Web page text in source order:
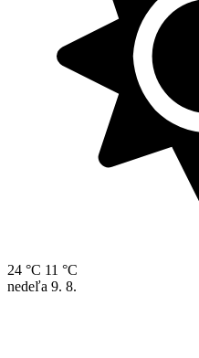
24 °C 11 °C
nedeľa 9. 8.